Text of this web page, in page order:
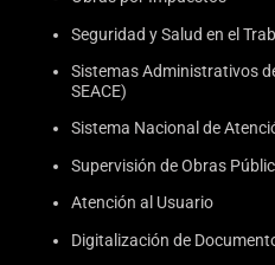
Seguridad y Salud en el
Sistemas Administrativos
SEACE)
Sistema Nacional de
Supervisión de Obras
Atención al Usuario
Digitalización de